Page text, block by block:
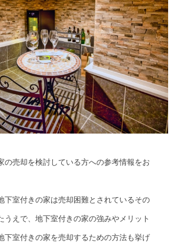
の売却を検討している方への参考情報をお
下室付きの家は売却困難とされているその
うえで、地下室付きの家の強みやメリット
下室付きの家を売却するための方法も挙げ